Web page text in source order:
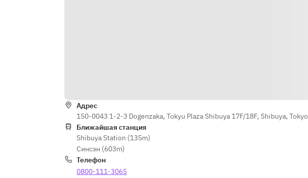
Адрес
150-0043 1-2-3 Dogenzaka, Tokyu Plaza Shibuya 17F/18F, Shibuya, Tokyo
Ближайшая станция
Shibuya Station (135m)
Синсэн (603m)
Телефон
0800-111-3065